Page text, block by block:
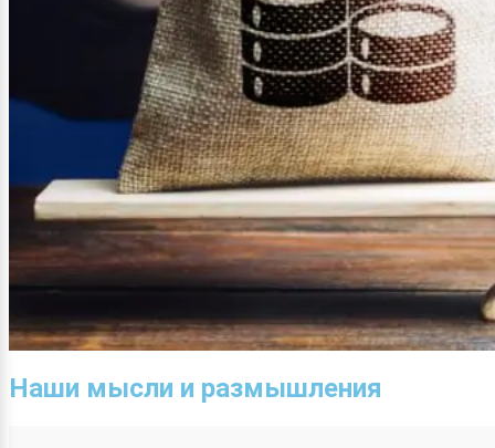
Наши мысли и размышления